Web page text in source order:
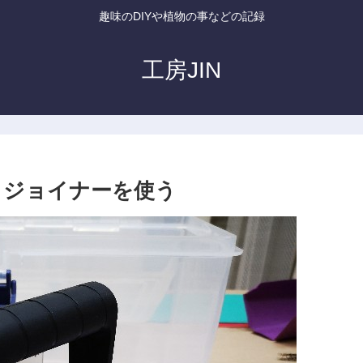
趣味のDIYや植物の事などの記録
工房JIN
ョイナーを使う